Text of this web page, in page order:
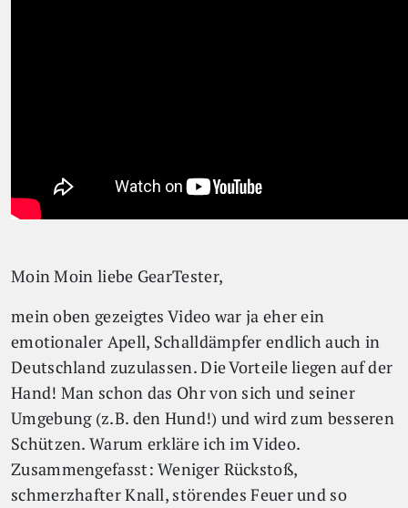
Moin Moin liebe GearTester,
mein oben gezeigtes Video war ja eher ein
emotionaler Apell, Schalldämpfer endlich auch in
Deutschland zuzulassen. Die Vorteile liegen auf der
Hand! Man schon das Ohr von sich und seiner
Umgebung (z.B. den Hund!) und wird zum besseren
Schützen. Warum erkläre ich im Video.
Zusammengefasst: Weniger Rückstoß,
schmerzhafter Knall, störendes Feuer und so